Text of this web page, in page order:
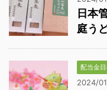
日本
庭う
配当金
2024/